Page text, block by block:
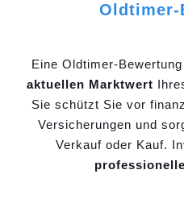
Oldtimer-
Eine Oldtimer-
aktuellen Marktwert
Sie schützt Sie vor
Versicherungen und
Verkauf oder Kauf.